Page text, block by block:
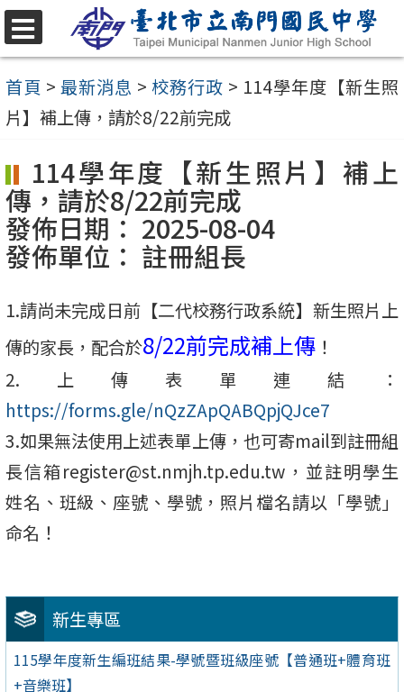
跳
至
主
要
容
區
選
單
首頁 > 最新消息 > 校務行政 > 114學年度【新生照
片】補上傳，請於8/22前完成
新生專區
115學年度新生編班結果-學號暨班級座號【普通班+體育班
+音樂班】
114學年度【新生照片】補上
傳，請於8/22前完成
發佈日期： 2025-08-04
發佈單位： 註冊組長
1.請尚未完成日前【二代校務行政系統】新生照片上
傳的家長，配合於8/22前完成補上傳 ！
2.上傳表單連結：
https://forms.gle/nQzZApQABQpjQJce7
3.如果無法使用上述表單上傳，也可寄mail到註冊組
長信箱register@st.nmjh.tp.edu.tw，並註明學生
姓名、班級、座號、學號，照片檔名請以「學號」
命名！